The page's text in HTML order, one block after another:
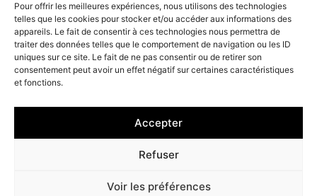
Pour offrir les meilleures expériences, nous utilisons des technologies
telles que les cookies pour stocker et/ou accéder aux informations des
appareils. Le fait de consentir à ces technologies nous permettra de
traiter des données telles que le comportement de navigation ou les ID
uniques sur ce site. Le fait de ne pas consentir ou de retirer son
consentement peut avoir un effet négatif sur certaines caractéristiques
et fonctions.
Accepter
Refuser
Voir les préférences
Wall Ride
Bureau d'études
Propulsé par l’agence web Marque Digitale